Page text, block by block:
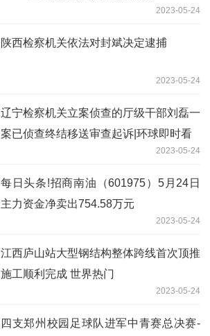
2023-05-24
陕西检察机关依法对封斌决定逮捕
2023-05-24
辽宁检察机关立案侦查的厅级干部刘磊一
案已侦查终结移送审查起诉|环球即时看
2023-05-24
每日头条!招商南油（601975）5月24日
主力资金净卖出754.58万元
2023-05-24
江西庐山站大型钢结构整体跨线首次顶推
施工顺利完成 世界热门
2023-05-24
四支郑州校园足球队进军中青赛总决赛-